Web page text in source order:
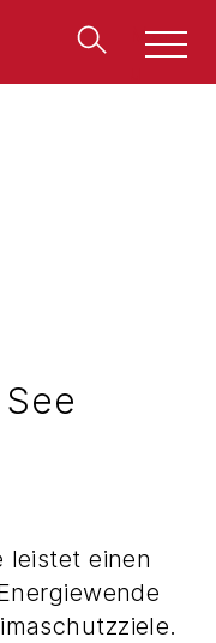
Men
leistet einen